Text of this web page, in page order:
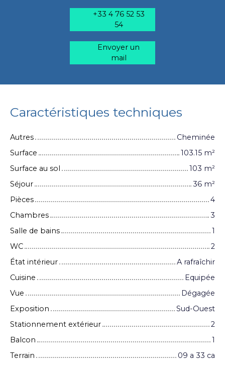
+33 4 76 52 53
54
Envoyer un
mail
Caractéristiques techniques
Autres
Cheminée
Surface
103.15 m²
Surface au sol
103 m²
Séjour
36 m²
Pièces
4
Chambres
3
Salle de bains
1
WC
2
État intérieur
A rafraîchir
Cuisine
Equipée
Vue
Dégagée
Exposition
Sud-Ouest
Stationnement extérieur
2
Balcon
1
Terrain
09 a 33 ca